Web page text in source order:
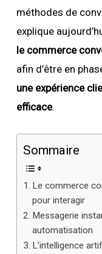
méthodes de
explique
le commerce
afin d’être en
une expérience
efficace.
Sommaire
Le commerce
pour interagir
Messagerie
automatisation
L’intelligence